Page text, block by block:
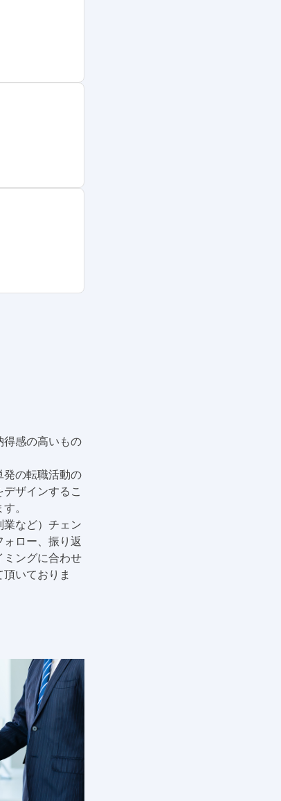
感の高いもの
の転職活動の
ザインするこ
。
など）チェン
ロー、振り返
ミングに合わせ
いておりま